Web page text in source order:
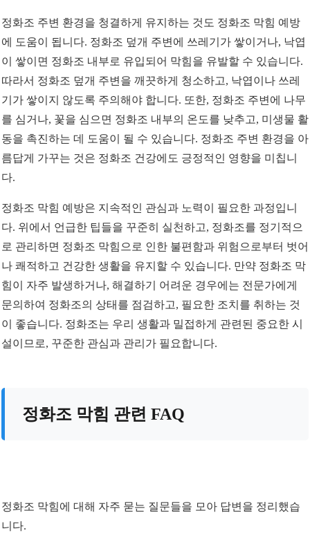
정화조 주변 환경을 청결하게 유지하는 것도 정화조 막힘 예방
에 도움이 됩니다. 정화조 덮개 주변에 쓰레기가 쌓이거나, 낙엽
이 쌓이면 정화조 내부로 유입되어 막힘을 유발할 수 있습니다.
따라서 정화조 덮개 주변을 깨끗하게 청소하고, 낙엽이나 쓰레
기가 쌓이지 않도록 주의해야 합니다. 또한, 정화조 주변에 나무
를 심거나, 꽃을 심으면 정화조 내부의 온도를 낮추고, 미생물 활
동을 촉진하는 데 도움이 될 수 있습니다. 정화조 주변 환경을 아
름답게 가꾸는 것은 정화조 건강에도 긍정적인 영향을 미칩니
다.
정화조 막힘 예방은 지속적인 관심과 노력이 필요한 과정입니
다. 위에서 언급한 팁들을 꾸준히 실천하고, 정화조를 정기적으
로 관리하면 정화조 막힘으로 인한 불편함과 위험으로부터 벗어
나 쾌적하고 건강한 생활을 유지할 수 있습니다. 만약 정화조 막
힘이 자주 발생하거나, 해결하기 어려운 경우에는 전문가에게
문의하여 정화조의 상태를 점검하고, 필요한 조치를 취하는 것
이 좋습니다. 정화조는 우리 생활과 밀접하게 관련된 중요한 시
설이므로, 꾸준한 관심과 관리가 필요합니다.
정화조 막힘 관련 FAQ
정화조 막힘에 대해 자주 묻는 질문들을 모아 답변을 정리했습
니다.